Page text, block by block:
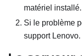
matériel installé.
Si le problème
support Lenovo.